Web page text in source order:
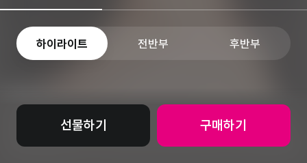
하이라이트 전반부 후반부
선물하기 구매하기